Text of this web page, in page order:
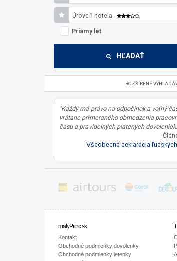
Úroveň hotela -
Priamy let
HĽADAŤ
ROZŠÍRENÉ
"Každý má právo na odpočinok a voľný
vrátane primeraného obmedzenia
času a pravidelných platených
Všeobecná deklarácia
malyPrinc.sk
Kontakt
Obchodné podmienky dovolenky
Obchodné podmienky letenky